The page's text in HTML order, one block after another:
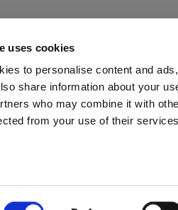
uses cookies
to personalise content and
share information about your
who may combine it with
from your use of their
Emploi Presse